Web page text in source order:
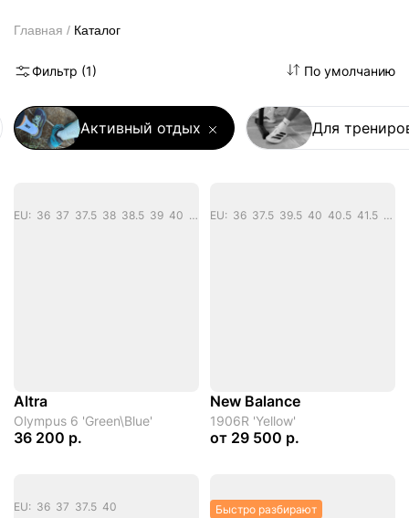
Главная Каталог
Фильтр (1) По умолчанию
Активный отдых Для
EU: 36 37 37.5 38 38.5 39 40 40.5
Altra
Olympus 6 'Green\Blue'
36 200 р.
EU: 36 37.5 39.5 40 40.5 41.5 42 42.5 43 44 44.5 45 46.5
New Balance
1906R 'Yellow'
от 29 500 р.
EU: 36 37 37.5 40 Быстро разбирают